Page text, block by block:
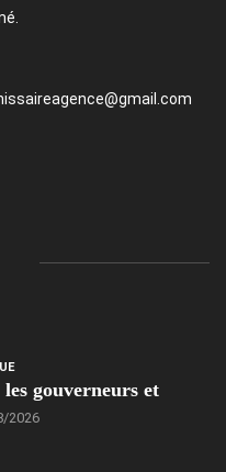
les gouverneurs et
2026